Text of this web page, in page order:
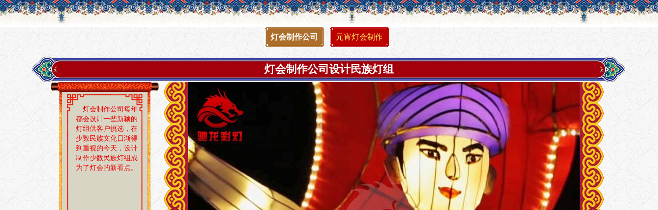
灯会制作公司 元宵灯会制作
灯会制作公司设计民族灯组
灯会制作公司每年
都会设计一些新颖的
灯组供客户挑选，在
少数民族文化日渐得
到重视的今天，设计
制作少数民族灯组成
为了灯会的新看点。